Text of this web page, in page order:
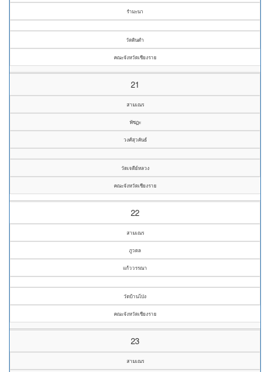
รำมะนา
วัดดินดำ
คณะจังหวัดเชียงราย
21
สามเณร
พัชฏะ
วงศ์สุวคันธ์
วัดเจดีย์หลวง
คณะจังหวัดเชียงราย
22
สามเณร
ภูวดล
แก้ววรรณา
วัดบ้านโป่ง
คณะจังหวัดเชียงราย
23
สามเณร